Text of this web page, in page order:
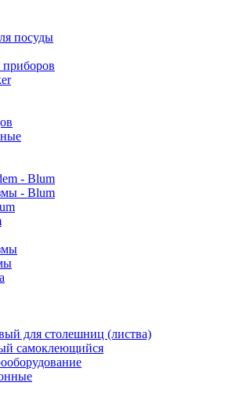
посуды
- Blum
- Blum
для столешниц (листва)
самоклеющийся